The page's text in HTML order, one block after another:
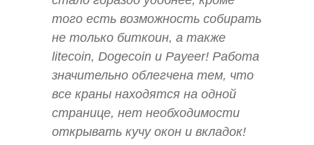
того есть возможность собирать
не только биткоин, а также
litecoin, Dogecoin и Payeer! Работа
значительно облегчена тем, что
все краны находятся на одной
странице, нет необходимости
открывать кучу окон и вкладок!